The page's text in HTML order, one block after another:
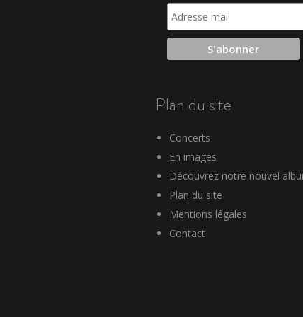
Plan du site
Concerts
En images
Découvrez notre nouvel
Plan du site
Mentions légales
Contact